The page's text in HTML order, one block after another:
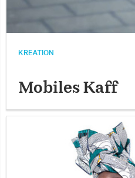
KREATION
Mobiles Kaff